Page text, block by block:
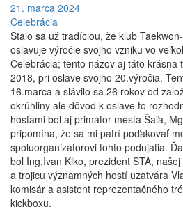
21. marca 2024
Celebrácia
Stalo sa už tradíciou, že klub
oslavuje výročie svojho vzniku vo
Celebrácia; tento názov aj táto krásna
2018, pri oslave svojho 20.výročia.
16.marca a slávilo sa 26 rokov od
okrúhliny ale dôvod k oslave to
hosťami bol aj primátor mesta Šaľa,
pripomína, že sa mi patrí poďakovať
spoluorganizátorovi tohto podujatia.
bol Ing.Ivan Kiko, prezident STA,
a trojicu významných hostí uzatvára
komisár a asistent reprezentačného
kickboxu.